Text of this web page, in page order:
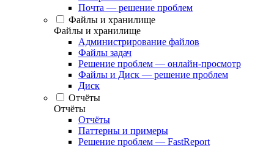
Почта — решение проблем
Файлы и хранилище
Файлы и хранилище
Администрирование файлов
Файлы задач
Решение проблем — онлайн-просмотр
Файлы и Диск — решение проблем
Диск
Отчёты
Отчёты
Отчёты
Паттерны и примеры
Решение проблем — FastReport